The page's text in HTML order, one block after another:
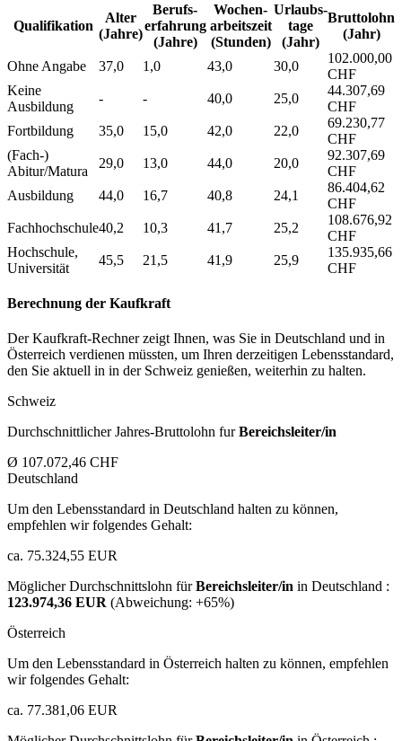
Qualifikation
Alter
(Jahre)
Berufs­
erfahrung
(Jahre)
Wochen­
arbeitszeit
(Stunden)
Urlaubs­
tage
(Jahr)
Bruttolohn
(Jahr)
Ohne Angabe 37,0 1,0 43,0 30,0
102.000,00
CHF
Keine
Ausbildung
- - 40,0 25,0
44.307,69
CHF
Fortbildung
35,0 15,0 42,0 22,0
69.230,77
CHF
(Fach-)
Abitur/Matura
29,0 13,0 44,0 20,0
92.307,69
CHF
Ausbildung
44,0 16,7 40,8 24,1
86.404,62
CHF
Fachhochschule40,2 10,3 41,7 25,2
108.676,92
CHF
Hochschule,
Universität
45,5 21,5 41,9 25,9
135.935,66
CHF
Berechnung der Kaufkraft
Der Kaufkraft-Rechner zeigt Ihnen, was Sie in Deutschland und in
Österreich verdienen müssten, um Ihren derzeitigen Lebensstandard,
den Sie aktuell in in der Schweiz genießen, weiterhin zu halten.
Schweiz
Durchschnittlicher Jahres-Bruttolohn furBereichsleiter/in
Ø 107.072,46 CHF
Deutschland
Um den Lebensstandard in Deutschland halten zu können,
empfehlen wir folgendes Gehalt:
ca. 75.324,55 EUR
Möglicher Durchschnittslohn fürBereichsleiter/in in Deutschland :
123.974,36 EUR (Abweichung: +65%)
Österreich
Um den Lebensstandard in Österreich halten zu können, empfehlen
wir folgendes Gehalt:
ca. 77.381,06 EUR